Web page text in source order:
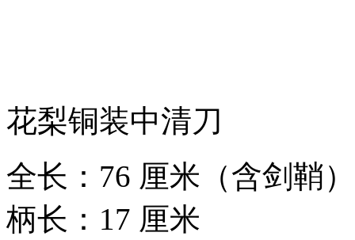
花梨铜装中清刀
全长：76 厘米（含剑鞘）
柄长：17 厘米